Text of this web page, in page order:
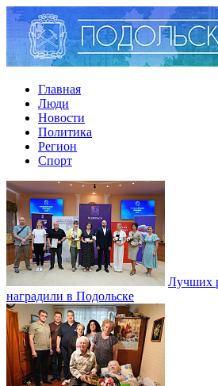
Главная
Люди
Новости
Политика
Регион
Спорт
Лучших
наградили в Подольске